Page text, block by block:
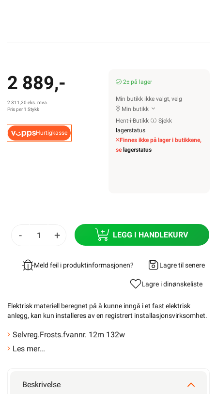
2 889,-
2 311,20 eks. mva.
Pris per 1 Stykk
Hurtigkasse
2± på lager
Min butikk ikke valgt, velg
Min butikk
Hent-i-Butikk
Sjekk
lagerstatus
Finnes ikke på lager i butikkene,
se lagerstatus
- + LEGG I HANDLEKURV
Meld feil i produktinformasjonen? Lagre til senere
Lagre i dinønskeliste
Elektrisk materiell beregnet på å kunne inngå i et fast elektrisk
anlegg, kan kun installeres av en registrert installasjonsvirksomhet.
Selvreg.Frosts.fvannr. 12m 132w
Les mer...
Beskrivelse